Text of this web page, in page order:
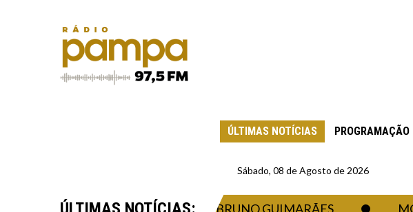
ÚLTIMAS NOTÍCIAS PROGRAMAÇÃO
Sábado, 08 de Agosto de 2026
DO BRASILEIRO BRUNO GUIMARÃES MORRE